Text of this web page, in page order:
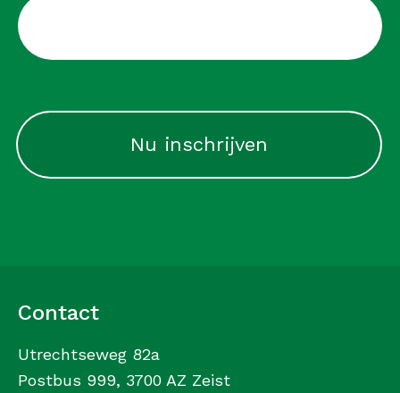
Contact
Utrechtseweg 82a
Postbus 999, 3700 AZ Zeist